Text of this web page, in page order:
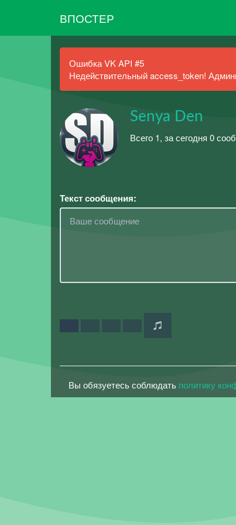
ВПОСТЕР
Ошибка VK API #5
Недействительный access_token!
Senya Den
Всего 1, за сегодня 0
Текст сообщения:
Вы обязуетесь соблюдать политику